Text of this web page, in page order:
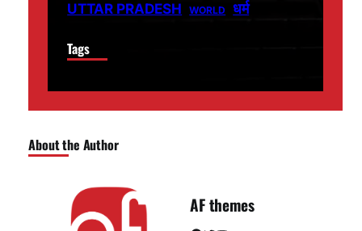
UTTAR PRADESH WORLD धर्म
Tags
About the Author
AF themes